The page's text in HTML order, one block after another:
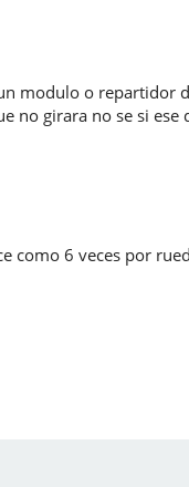
modulo o repartidor
no girara no se si ese
como 6 veces por